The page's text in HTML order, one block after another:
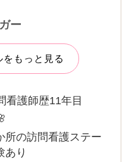
ー
もっと見る
看護師歴11年目
所の訪問看護ステー
あり